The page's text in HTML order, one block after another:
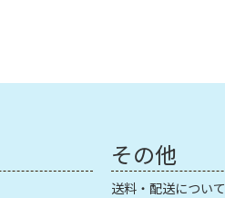
その他
送料・配送について